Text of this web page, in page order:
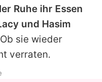
Ruhe ihr Essen
und Hasim
Ob sie wieder
verraten.